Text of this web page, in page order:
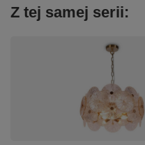
Z tej samej serii: